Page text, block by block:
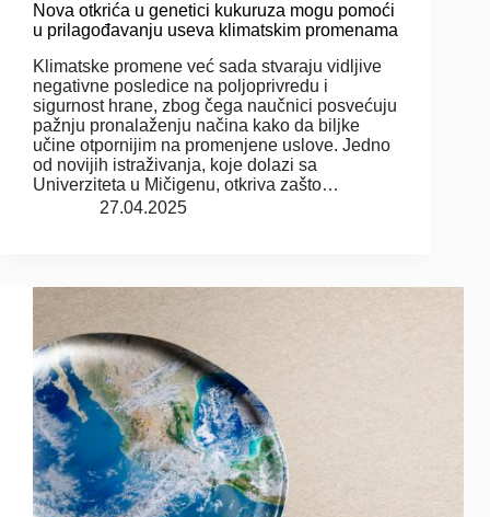
Nova otkrića u genetici kukuruza mogu pomoći
u prilagođavanju useva klimatskim promenama
Klimatske promene već sada stvaraju vidljive
negativne posledice na poljoprivredu i
sigurnost hrane, zbog čega naučnici posvećuju
pažnju pronalaženju načina kako da biljke
učine otpornijim na promenjene uslove. Jedno
od novijih istraživanja, koje dolazi sa
Univerziteta u Mičigenu, otkriva zašto…
27.04.2025